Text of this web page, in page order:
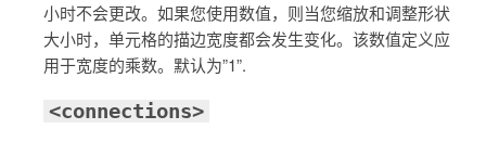
小时不会更改。如果您使用数值，则当您缩放和调整形状
大小时，单元格的描边宽度都会发生变化。该数值定义应
用于宽度的乘数。默认为”1”.
<connections>